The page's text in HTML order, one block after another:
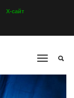
Х-сайт